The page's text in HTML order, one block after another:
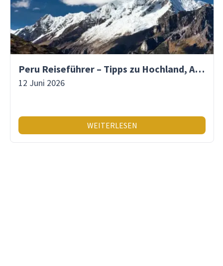
Peru Reiseführer – Tipps zu Hochland, Amazonas & Inka-Erbe
12 Juni 2026
WEITERLESEN